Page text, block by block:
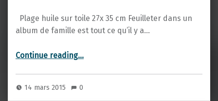
Plage huile sur toile 27x 35 cm Feuilleter dans un
album de famille est tout ce qu’il y a…
Continue reading…
14 mars 2015 0